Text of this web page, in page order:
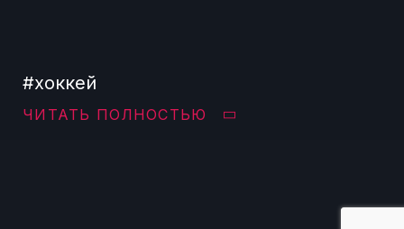
#хоккей
ЧИТАТЬ ПОЛНОСТЬЮ